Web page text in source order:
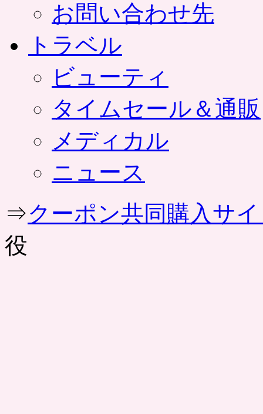
お問い合わせ先
トラベル
ビューティ
タイムセール＆通販
メディカル
ニュース
⇒クーポン共同購入サ
役